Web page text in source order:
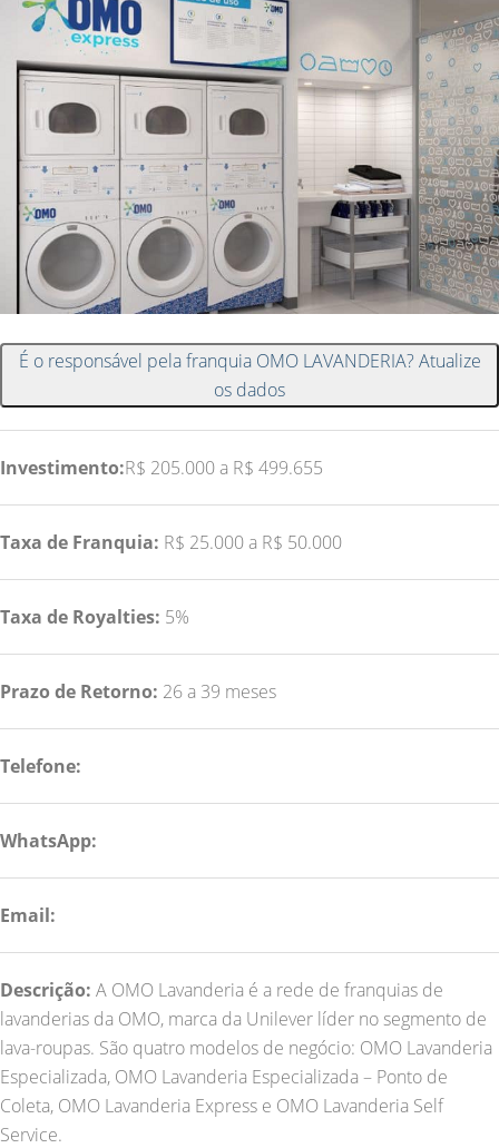
É o responsável pela franquia OMO LAVANDERIA? Atualize
os dados
Investimento:R$ 205.000 a R$ 499.655
Taxa de Franquia: R$ 25.000 a R$ 50.000
Taxa de Royalties: 5%
Prazo de Retorno: 26 a 39 meses
Telefone:
WhatsApp:
Email:
Descrição: A OMO Lavanderia é a rede de franquias de
lavanderias da OMO, marca da Unilever líder no segmento de
lava-roupas. São quatro modelos de negócio: OMO Lavanderia
Especializada, OMO Lavanderia Especializada – Ponto de
Coleta, OMO Lavanderia Express e OMO Lavanderia Self
Service.